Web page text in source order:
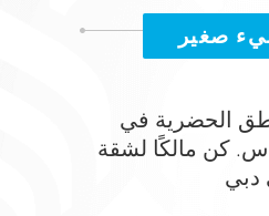
الحضرية في
كن مالكًا لشقة